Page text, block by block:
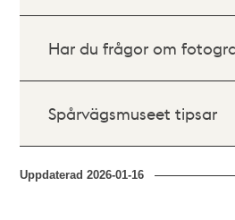
Har du frågor om
Spårvägsmuseet tipsar
Uppdaterad2026-01-16